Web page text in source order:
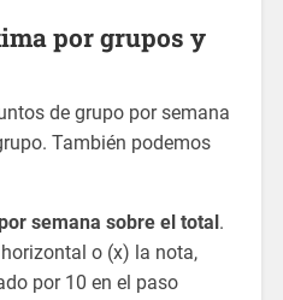
por grupos y
de grupo por semana
También podemos
semana sobre el total.
o (x) la nota,
por 10 en el paso